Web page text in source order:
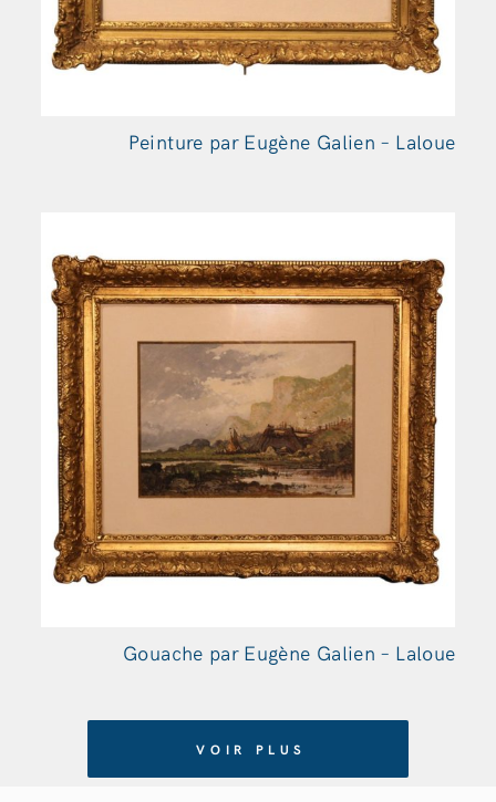
Peinture par Eugène Galien – Laloue
Gouache par Eugène Galien – Laloue
VOIR PLUS